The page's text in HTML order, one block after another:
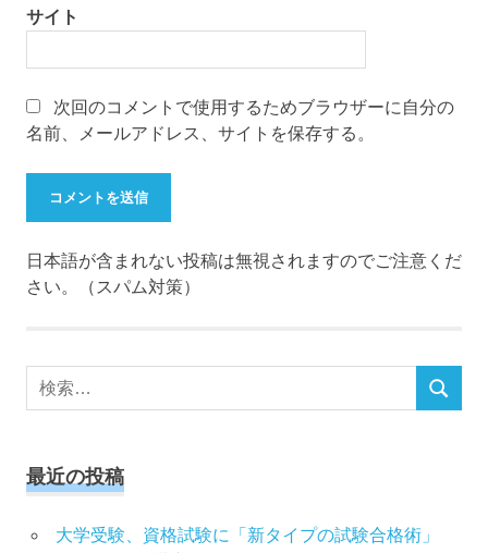
サイト
次回のコメントで使用するためブラウザーに自分の
名前、メールアドレス、サイトを保存する。
日本語が含まれない投稿は無視されますのでご注意くだ
さい。（スパム対策）
検
検
最近の投稿
大学受験、資格試験に「新タイプの試験合格術」